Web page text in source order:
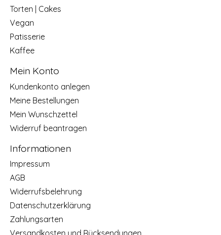
Torten | Cakes
Vegan
Patisserie
Kaffee
Mein Konto
Kundenkonto anlegen
Meine Bestellungen
Mein Wunschzettel
Widerruf beantragen
Informationen
Impressum
AGB
Widerrufsbelehrung
Datenschutzerklärung
Zahlungsarten